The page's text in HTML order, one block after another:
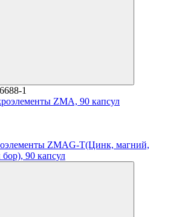
1
ZMA, 90 капсул